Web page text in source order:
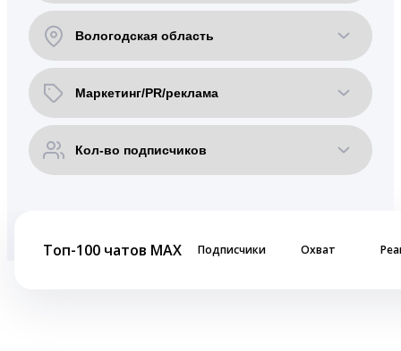
Топ-100 чатов MAX Подписчики Охват